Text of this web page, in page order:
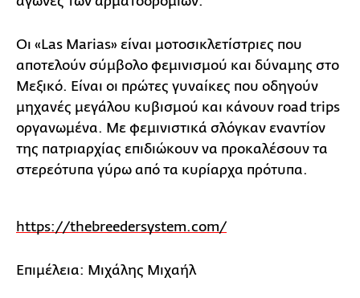
Οι «Las Marias» είναι μοτοσικλετίστριες που
αποτελούν σύμβολο φεμινισμού και δύναμης στο
Μεξικό. Είναι οι πρώτες γυναίκες που οδηγούν
μηχανές μεγάλου κυβισμού και κάνουν road trips
οργανωμένα. Με φεμινιστικά σλόγκαν εναντίον
της πατριαρχίας επιδιώκουν να προκαλέσουν τα
στερεότυπα γύρω από τα κυρίαρχα πρότυπα.
https://thebreedersystem.com/
Επιμέλεια: Μιχάλης Μιχαήλ